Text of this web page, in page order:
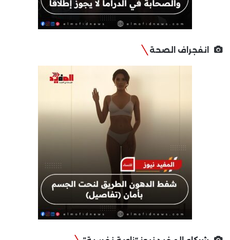
انفجراف الصحة